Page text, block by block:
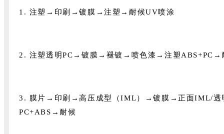
1. 注塑→印刷→镀膜→注塑→耐候UV喷涂
2. 注塑透明PC→镀膜→褪镀→喷色漆→注塑ABS+PC→
3. 膜片→印刷→高压成型（IML）→镀膜→正面IML/透
PC+ABS→耐候